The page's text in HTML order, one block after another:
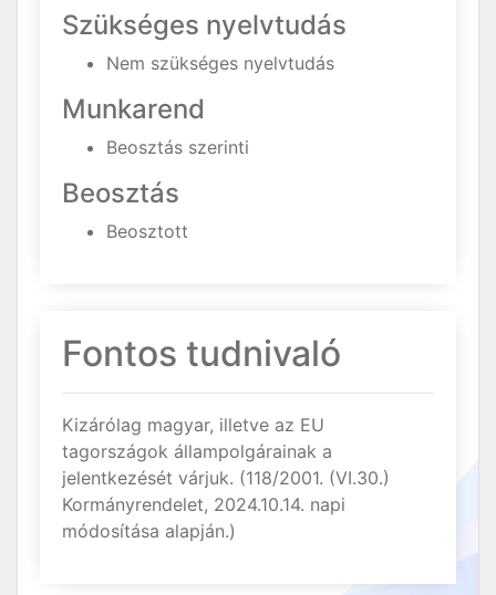
Szükséges nyelvtudás
Nem szükséges nyelvtudás
Munkarend
Beosztás szerinti
Beosztás
Beosztott
Fontos tudnivaló
Kizárólag magyar, illetve az EU
tagországok állampolgárainak a
jelentkezését várjuk. (118/2001. (VI.30.)
Kormányrendelet, 2024.10.14. napi
módosítása alapján.)